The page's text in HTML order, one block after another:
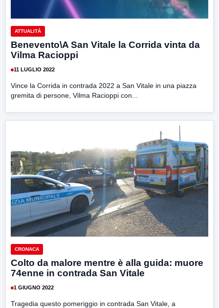
ATTUALITÀ
Benevento\A San Vitale la Corrida vinta da
Vilma Racioppi
11 LUGLIO 2022
Vince la Corrida in contrada 2022 a San Vitale in una piazza
gremita di persone, Vilma Racioppi con...
CRONACA
Colto da malore mentre è alla guida: muore
74enne in contrada San Vitale
1 GIUGNO 2022
Tragedia questo pomeriggio in contrada San Vitale, a